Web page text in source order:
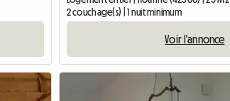
2 couchage(s) | 1 nuit minimum
Voir l'annonce